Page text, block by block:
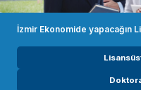
İzmir Ekonomide yapacağın